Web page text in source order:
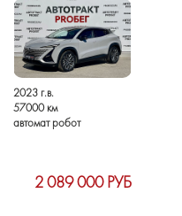
2023 г.в.
57000 км
автомат робот
2 089 000 РУБ